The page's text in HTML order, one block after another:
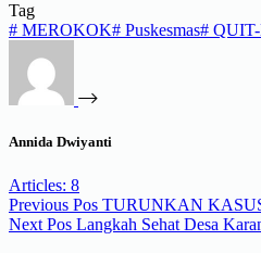
Tag
# MEROKOK# Puskesmas#
Annida Dwiyanti
Articles: 8
Previous Pos TURUNKAN
Next Pos Langkah Sehat Desa